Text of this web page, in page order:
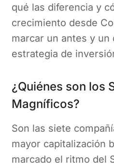
qué las diferencia y
crecimiento desde
marcar un antes y un
estrategia de
¿Quiénes son los
Magníficos?
Son las siete
mayor capitalización
marcado el ritmo del